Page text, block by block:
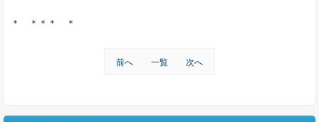
＊ ＊＊＊ ＊
前へ 一覧 次へ